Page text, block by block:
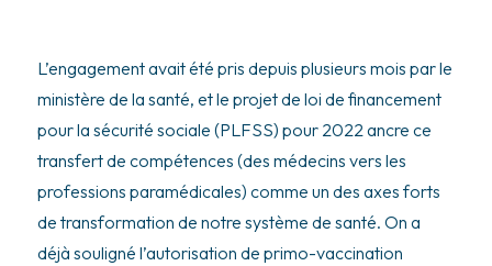
L’engagement avait été pris depuis plusieurs mois par le
ministère de la santé, et le projet de loi de financement
pour la sécurité sociale (PLFSS) pour 2022 ancre ce
transfert de compétences (des médecins vers les
professions paramédicales) comme un des axes forts
de transformation de notre système de santé. On a
déjà souligné l’autorisation de primo-vaccination